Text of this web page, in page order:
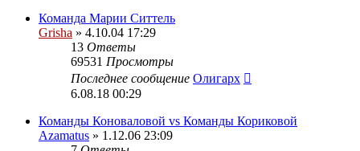
Команда Марии Ситтель
Grisha » 4.10.04 17:29
13 Ответы
69531 Просмотры
Последнее сообщение Олигарх
6.08.18 00:29
Команды Коноваловой vs Команды Кориковой
Azamatus » 1.12.06 23:09